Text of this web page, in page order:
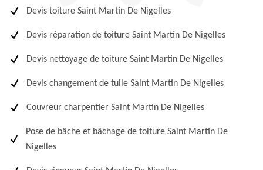
Devis toiture Saint Martin De Nigelles
Devis réparation de toiture Saint Martin De Nigelles
Devis nettoyage de toiture Saint Martin De Nigelles
Devis changement de tuile Saint Martin De Nigelles
Couvreur charpentier Saint Martin De Nigelles
Pose de bâche et bâchage de toiture Saint Martin De
Nigelles